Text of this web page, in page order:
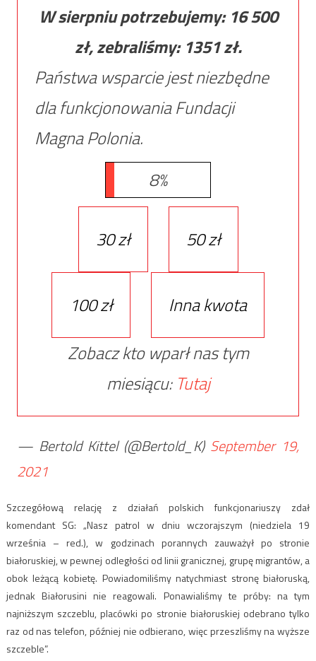
W sierpniu potrzebujemy: 16 500
zł, zebraliśmy: 1351zł.
Państwa wsparcie jest niezbędne
dla funkcjonowania Fundacji
Magna Polonia.
8%
30 zł 50 zł
100 zł
Inna kwota
Zobacz kto wparł nas tym
miesiącu: Tutaj
— Bertold Kittel (@Bertold_K) September 19,
2021
Szczegółową relację z działań polskich funkcjonariuszy zdał
komendant SG: „Nasz patrol w dniu wczorajszym (niedziela 19
września – red.), w godzinach porannych zauważył po stronie
białoruskiej, w pewnej odległości od linii granicznej, grupę migrantów, a
obok leżącą kobietę. Powiadomiliśmy natychmiast stronę białoruską,
jednak Białorusini nie reagowali. Ponawialiśmy te próby: na tym
najniższym szczeblu, placówki po stronie białoruskiej odebrano tylko
raz od nas telefon, później nie odbierano, więc przeszliśmy na wyższe
szczeble”.